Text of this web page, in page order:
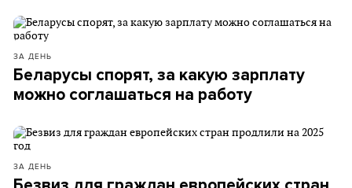
ЗА ДЕНЬ
Беларусы спорят, за какую зарплату
можно соглашаться на работу
ЗА ДЕНЬ